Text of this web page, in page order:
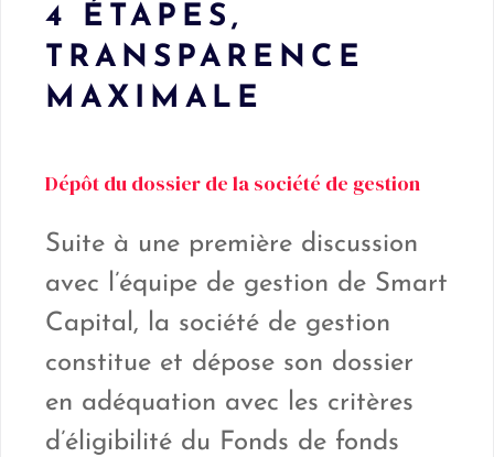
4 ÉTAPES,
TRANSPARENCE
MAXIMALE
Dépôt du dossier de la société de gestion
Suite à une première discussion
avec l’équipe de gestion de Smart
Capital, la société de gestion
constitue et dépose son dossier
en adéquation avec les critères
d’éligibilité du Fonds de fonds